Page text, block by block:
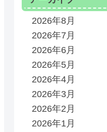
2026年8月
2026年7月
2026年6月
2026年5月
2026年4月
2026年3月
2026年2月
2026年1月